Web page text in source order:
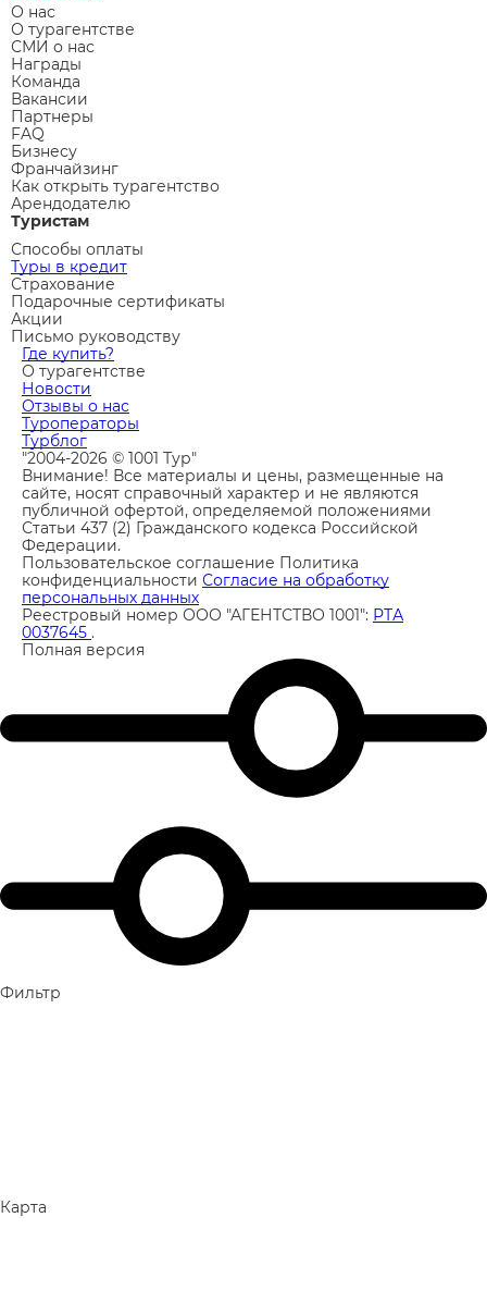
О нас
О турагентстве
СМИ о нас
Награды
Команда
Вакансии
Партнеры
FAQ
Бизнесу
Франчайзинг
Как открыть турагентство
Арендодателю
Туристам
Способы оплаты
Туры в кредит
Страхование
Подарочные сертификаты
Акции
Письмо руководству
Где купить?
О турагентстве
Новости
Отзывы о нас
Туроператоры
Турблог
"2004-2026 © 1001 Тур"
Внимание! Все материалы и цены, размещенные на
сайте, носят справочный характер и не являются
публичной офертой, определяемой положениями
Статьи 437 (2) Гражданского кодекса Российской
Федерации.
Пользовательское соглашение Политика
конфиденциальности Согласие на обработку
персональных данных
Реестровый номер ООО "АГЕНТСТВО 1001": РТА
0037645 .
Полная версия
Фильтр
Карта